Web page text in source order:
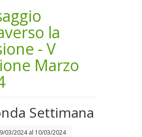
la
- V
Marzo
Settimana
03/2024al 10/03/2024